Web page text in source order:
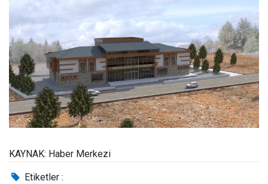
KAYNAK: Haber Merkezi
Etiketler :